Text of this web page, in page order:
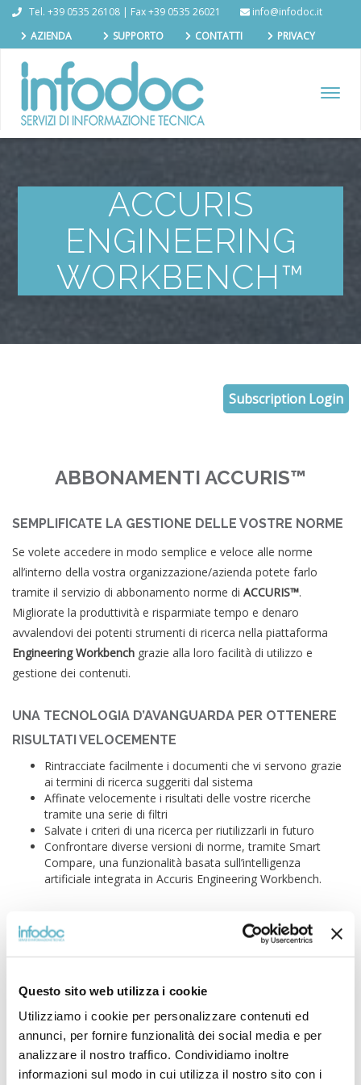
Questo sito web utilizza i cookie
Utilizziamo i cookie per personalizzare contenuti ed
annunci, per fornire funzionalità dei social media e per
analizzare il nostro traffico. Condividiamo inoltre
informazioni sul modo in cui utilizza il nostro sito con i
Tel. +39 0535 26108 | Fax +39 0535 26021
info@infodoc.it
AZIENDA
SUPPORTO CONTATTI PRIVACY
ACCURIS
ENGINEERING
WORKBENCH™
Subscription Login
ABBONAMENTI ACCURIS™
SEMPLIFICATE LA GESTIONE DELLE VOSTRE NORME
Se volete accedere in modo semplice e veloce alle norme
all’interno della vostra organizzazione/azienda potete farlo
tramite il servizio di abbonamento norme di ACCURIS™.
Migliorate la produttività e risparmiate tempo e denaro
avvalendovi dei potenti strumenti di ricerca nella piattaforma
Engineering Workbench grazie alla loro facilità di utilizzo e
gestione dei contenuti.
UNA TECNOLOGIA D’AVANGUARDA PER OTTENERE
RISULTATI VELOCEMENTE
Rintracciate facilmente i documenti che vi servono grazie
ai termini di ricerca suggeriti dal sistema
Affinate velocemente i risultati delle vostre ricerche
tramite una serie di filtri
Salvate i criteri di una ricerca per riutilizzarli in futuro
Confrontare diverse versioni di norme, tramite Smart
Compare, una funzionalità basata sull’intelligenza
artificiale integrata in Accuris Engineering Workbench.
STRUMENTI FACILI DA USARE ED UN SISTEMA DI
NOTIFICA AUTOMATICO PER INCREMENTARE LA
Accedete istantaneamente ai documenti nuovi ed
aggiornati nel vostro pacchetto in abbonamento.
Attivate una sistema di notifica automatica per tenere
sotto controllo i documenti più importanti in caso di
aggiornamento, nonché venire informati su nuove
pubblicazioni di potenziale interesse.